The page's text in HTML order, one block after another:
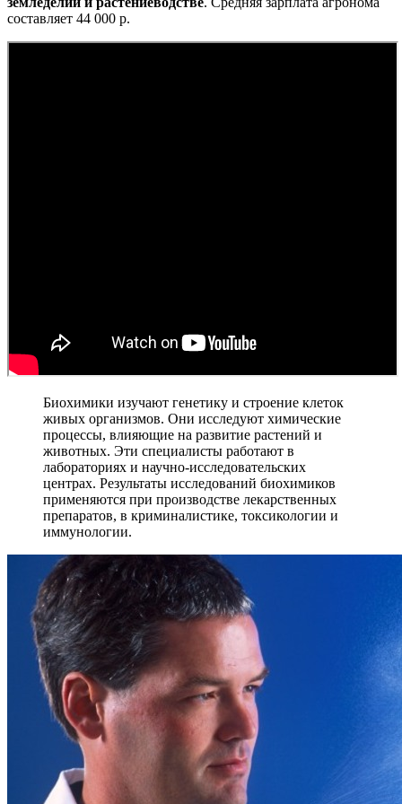
составляет 44 000 р.
Биохимики изучают генетику и строение клеток
живых организмов. Они исследуют химические
процессы, влияющие на развитие растений и
животных. Эти специалисты работают в
лабораториях и научно-исследовательских
центрах. Результаты исследований биохимиков
применяются при производстве лекарственных
препаратов, в криминалистике, токсикологии и
иммунологии.